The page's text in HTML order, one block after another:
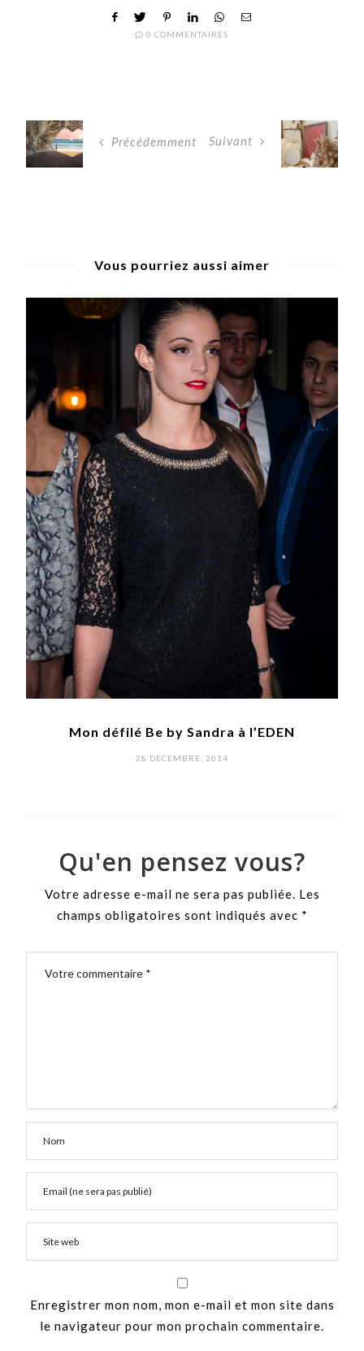
0 COMMENTAIRES
Précédemment Suivant
Vous pourriez aussi aimer
Mon défilé Be by Sandra à l’EDEN
POSTED
28 DÉCEMBRE, 2014
Qu'en pensez vous?
Votre adresse e-mail ne sera pas publiée. Les
champs obligatoires sont indiqués avec *
Enregistrer mon nom, mon e-mail et mon site dans
le navigateur pour mon prochain commentaire.